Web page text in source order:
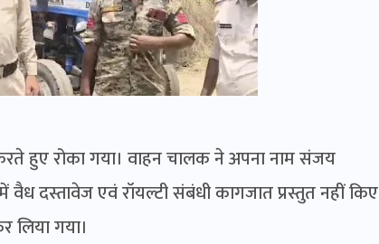
हुए रोका गया। वाहन चालक ने अपना नाम संजय
वैध दस्तावेज एवं रॉयल्टी संबंधी कागजात प्रस्तुत नहीं किए
गया।